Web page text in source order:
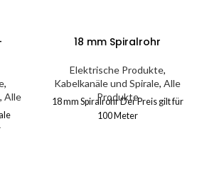
,
, Alle
18 mm Spiralrohr
Elektrische Produkte,
Kabelkanäle und Spirale, Alle
Produkte
18 mm Spiralrohr Der Preis gilt für
100 Meter